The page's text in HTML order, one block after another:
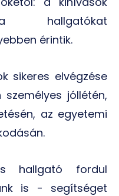
a hallgatókat
érintik.
sikeres elvégzése
jóllétén,
az egyetemi
hallgató fordul
is - segítséget